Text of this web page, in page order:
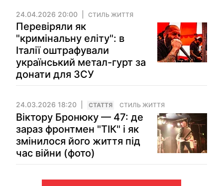
24.04.2026 20:00 СТИЛЬ ЖИТТЯ
Перевіряли як
"кримінальну еліту": в
Італії оштрафували
український метал-гурт за
донати для ЗСУ
24.03.2026 18:20 СТАТТЯ СТИЛЬ ЖИТТЯ
Віктору Бронюку — 47: де
зараз фронтмен "ТІК" і як
змінилося його життя під
час війни (фото)